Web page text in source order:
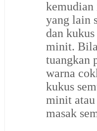
kemudian
yang lain
dan
minit.
tuangkan
warna
kukus
minit atau
masak